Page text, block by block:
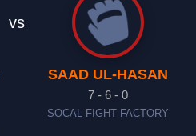
vs
SAAD UL-HASAN
7 - 6 - 0
SOCAL FIGHT FACTORY